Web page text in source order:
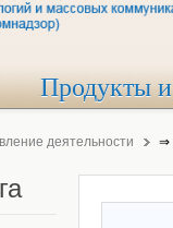
Продукты
деятельности ⇒